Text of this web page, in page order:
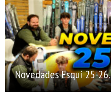
Novedades Esquí 25-26.